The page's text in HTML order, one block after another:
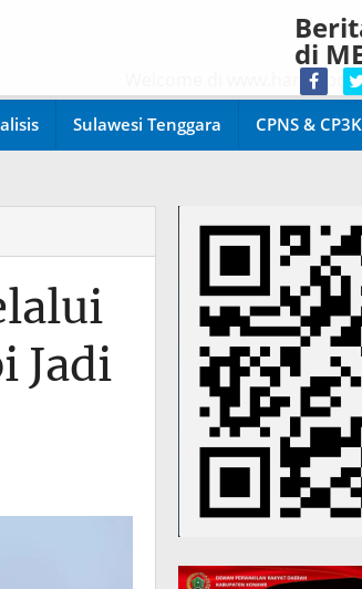
di
Welcome di
Sulawesi Tenggara CPNS & CP3K
Jadi